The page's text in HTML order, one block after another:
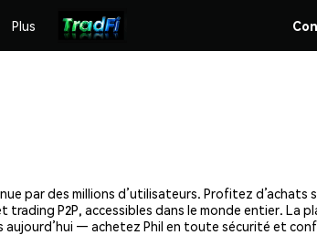
Plus
par des millions d’utilisateurs. Profitez d’achats
P2P, accessibles dans le monde entier. La
— achetez Phil en toute sécurité et